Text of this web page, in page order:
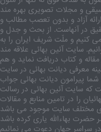
و مجلات تصویری بهره مند
آزاد و بدون تعصب مطالب و
در آنهاست. از بحث و جدل و
کنیم و ملّت شریف ایران را به
سایت آئین بهائی علاقه مند
و کتاب دریافت نماید و هم
معرفی دیانت بهائی در سایت
پیرامون دیانت بهائی جواب
که سایت آئین بهائی در رسالت
را در تامین منابع و مقالات
مختلف سایت موجود می باشد
حضرت بهاءالله یاری کرده باشد
در سراسر جهان دعوت می نمائیم